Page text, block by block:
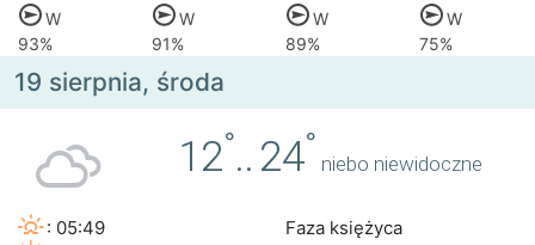
W
W W
W
93%
91% 89% 75%
19 sierpnia, środa
12°.. 24°
niebo niewidoczne
: 05:49
Faza księżyca